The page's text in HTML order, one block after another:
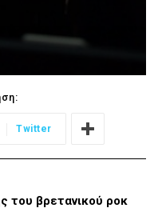
Twitter
του βρετανικού ροκ